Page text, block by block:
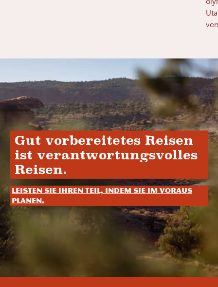
Gut vorbereitetes Reisen
ist verantwortungsvolles
Reisen.
Leisten Sie Ihren Teil, indem Sie im Voraus
planen.